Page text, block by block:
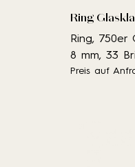
Ring
Ring, 750er
8 mm, 33
Preis auf